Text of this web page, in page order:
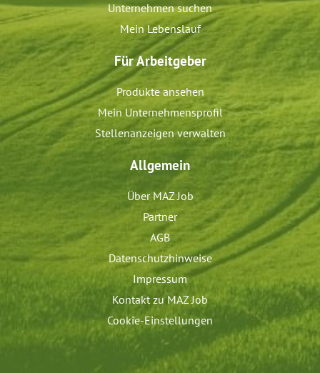
Unternehmen suchen
Mein Lebenslauf
Für Arbeitgeber
Produkte ansehen
Mein Unternehmensprofil
Stellenanzeigen verwalten
Allgemein
Über MAZ Job
Partner
AGB
Datenschutzhinweise
Impressum
Kontakt zu MAZ Job
Cookie-Einstellungen